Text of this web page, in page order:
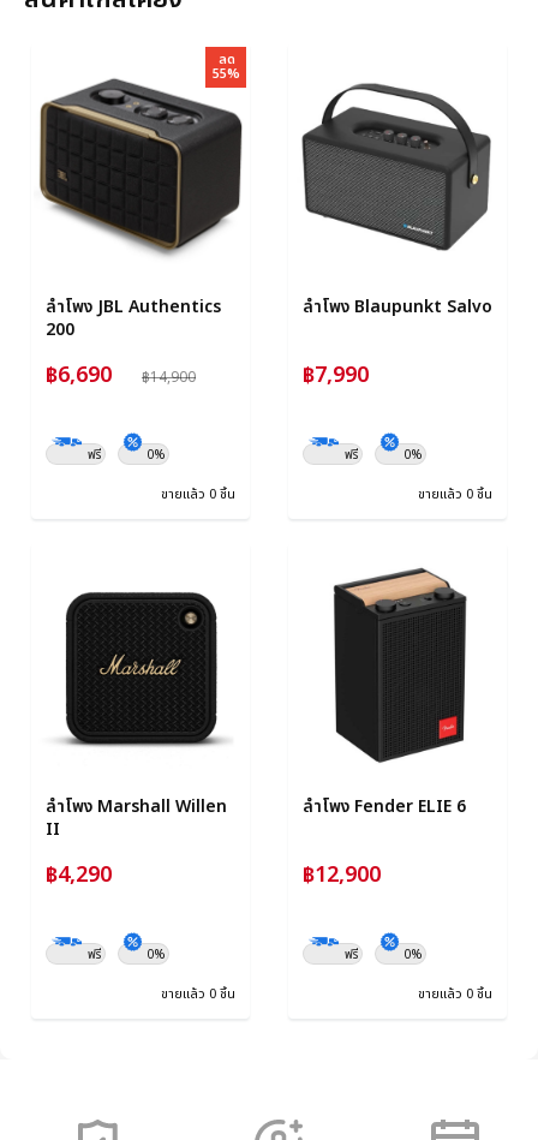
ลด
55%
ลำโพง JBL Authentics
200
฿6,690 ฿14,900
ฟรี 0%
ขายแล้ว 0 ชิ้น
ลำโพง Blaupunkt Salvo
฿7,990
ฟรี 0%
ขายแล้ว 0 ชิ้น
ลำโพง Marshall Willen
II
฿4,290
ฟรี 0%
ขายแล้ว 0 ชิ้น
ลำโพง Fender ELIE 6
฿12,900
ฟรี 0%
ขายแล้ว 0 ชิ้น